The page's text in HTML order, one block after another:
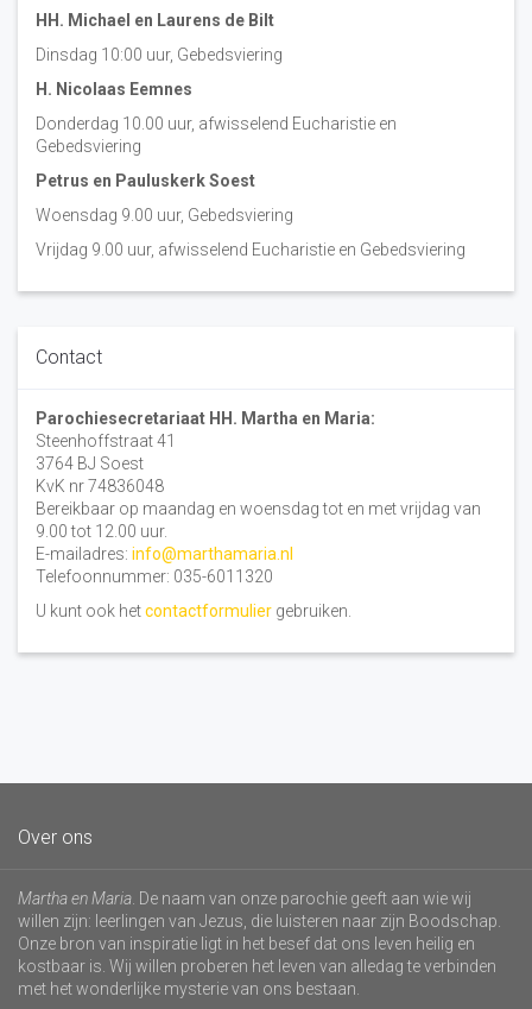
HH. Michael en Laurens de Bilt
Dinsdag 10:00 uur, Gebedsviering
H. Nicolaas Eemnes
Donderdag 10.00 uur, afwisselend Eucharistie en
Gebedsviering
Petrus en Pauluskerk Soest
Woensdag 9.00 uur, Gebedsviering
Vrijdag 9.00 uur, afwisselend Eucharistie en Gebedsviering
Contact
Parochiesecretariaat HH. Martha en Maria:
Steenhoffstraat 41
3764 BJ Soest
KvK nr 74836048
Bereikbaar op maandag en woensdag tot en met vrijdag van
9.00 tot 12.00 uur.
E-mailadres: info@marthamaria.nl
Telefoonnummer: 035-6011320
U kunt ook hetcontactformulier gebruiken.
Over ons
Martha en Maria . De naam van onze parochie geeft aan wie wij
willen zijn: leerlingen van Jezus, die luisteren naar zijn Boodschap.
Onze bron van inspiratie ligt in het besef dat ons leven heilig en
kostbaar is. Wij willen proberen het leven van alledag te verbinden
met het wonderlijke mysterie van ons bestaan.